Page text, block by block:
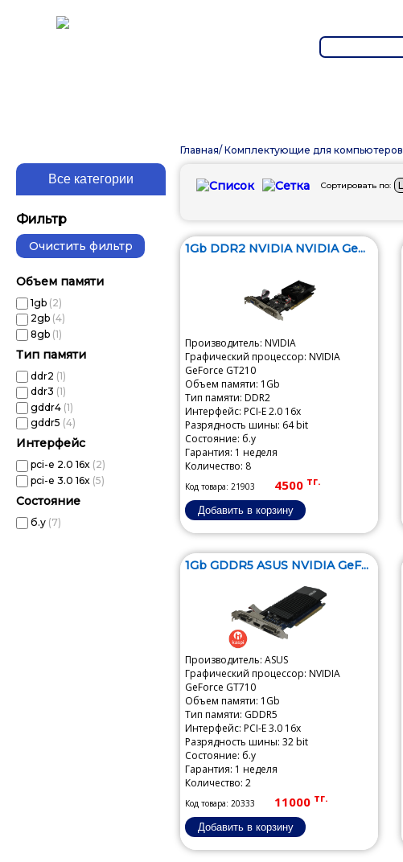
Фильтр
Объем памяти
1gb (2)
2gb (4)
8gb (1)
Тип памяти
ddr2 (1)
ddr3 (1)
gddr4 (1)
gddr5 (4)
Интерфейс
pci-e 2.0 16x (2)
pci-e 3.0 16x (5)
Состояние
б.у (7)
Главная/ Комплектующие для компьютеров
Сортировать по:
1Gb DDR2 NVIDIA NVIDIA Ge...
Производитель: NVIDIA
Графический процессор: NVIDIA
GeForce GT210
Объем памяти: 1Gb
Тип памяти: DDR2
Интерфейс: PCI-E 2.0 16x
Разрядность шины: 64 bit
Состояние: б.у
Гарантия: 1 неделя
Количество: 8
Код товара: 21903 4500 тг.
1Gb GDDR5 ASUS NVIDIA GeF...
Производитель: ASUS
Графический процессор: NVIDIA
GeForce GT710
Объем памяти: 1Gb
Тип памяти: GDDR5
Интерфейс: PCI-E 3.0 16x
Разрядность шины: 32 bit
Состояние: б.у
Гарантия: 1 неделя
Количество: 2
Код товара: 20333 11000 тг.